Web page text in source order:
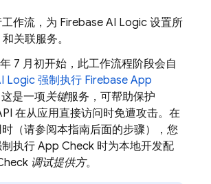
作流，为 Firebase AI Logic 设置所
关联服务。
7 月初开始，此工作流程阶段会自
Logic 强制执行 Firebase App
这是一项关键服务，可帮助保护
在从应用直接访问时免遭攻击。在
（请参阅本指南后面的步骤），您
执行 App Check 时为本地开发配
调试提供方。